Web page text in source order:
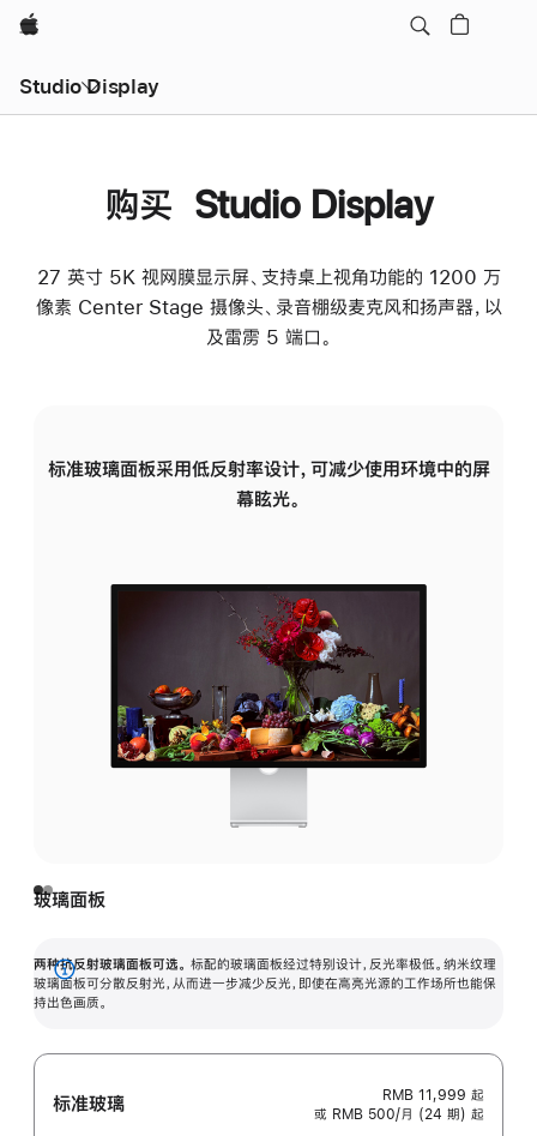
Apple
Studio Display
购买 Studio Display
27 英寸 5K 视网膜显示屏、支持桌上视角功能的 1200 万
像素 Center Stage 摄像头、录音棚级麦克风和扬声器，以
及雷雳 5 端口。
标准玻璃面板采用低反射率设计，可减少使用环境中的屏
幕眩光。
玻璃面板
两种抗反射玻璃面板可选。 标配的玻璃面板经过特别设计，反光率极低。纳米纹理
玻璃面板可分散反射光，从而进一步减少反光，即使在高亮光源的工作场所也能保
持出色画质。
展
开
标准玻璃 RMB 11,999 起
或 RMB 500/月 (24 期) 起